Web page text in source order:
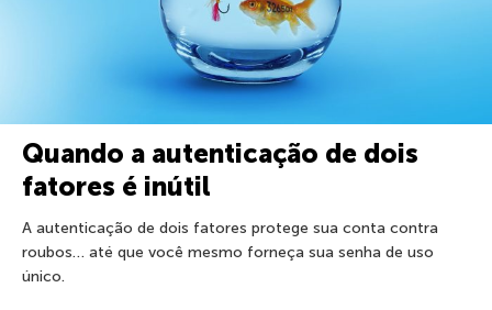
Quando a autenticação de dois
fatores é inútil
A autenticação de dois fatores protege sua conta contra
roubos… até que você mesmo forneça sua senha de uso
único.